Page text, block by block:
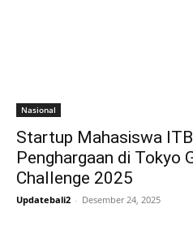
Nasional
Startup Mahasiswa ITB
Penghargaan di Tokyo
Challenge 2025
Updatebali2 - Desember 24, 2025